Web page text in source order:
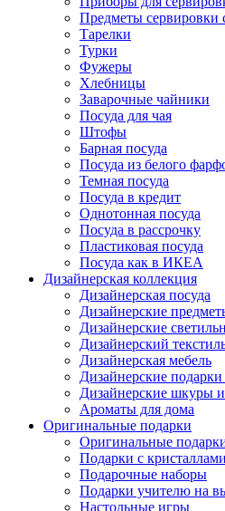
Предметы сервировки
Тарелки
Турки
Фужеры
Хлебницы
Заварочные чайники
Посуда для чая
Штофы
Барная посуда
Посуда из белого
Темная посуда
Посуда в кредит
Однотонная посуда
Посуда в рассрочку
Пластиковая посуда
Посуда как в ИКЕА
Дизайнерская коллекция
Дизайнерская посуда
Дизайнерские
Дизайнерские
Дизайнерский
Дизайнерская мебель
Дизайнерские
Дизайнерские шкуры
Ароматы для дома
Оригинальные подарки
Оригинальные
Подарки с
Подарочные наборы
Подарки учителю на
Настольные игры